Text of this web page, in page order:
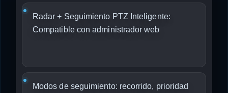
Radar + Seguimiento PTZ Inteligente:
Compatible con administrador web
Modos de seguimiento: recorrido, prioridad